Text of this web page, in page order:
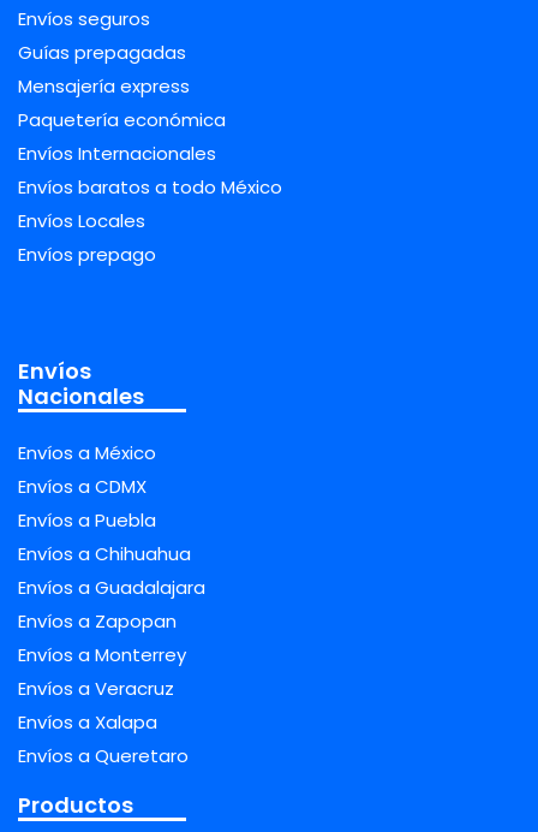
Envíos seguros
Guías prepagadas
Mensajería express
Paquetería económica
Envíos Internacionales
Envíos baratos a todo México
Envíos Locales
Envíos prepago
Envíos
Nacionales
Envíos a México
Envíos a CDMX
Envíos a Puebla
Envíos a Chihuahua
Envíos a Guadalajara
Envíos a Zapopan
Envíos a Monterrey
Envíos a Veracruz
Envíos a Xalapa
Envíos a Queretaro
Productos